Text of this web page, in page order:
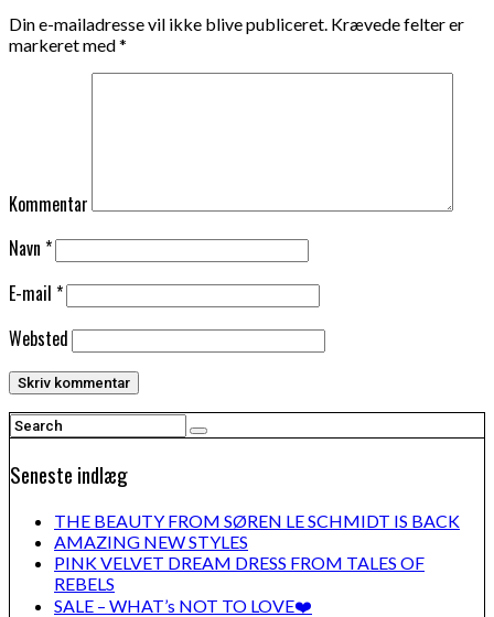
Din e-mailadresse vil ikke blive publiceret. Krævede felter er
markeret med*
Kommentar
Navn *
E-mail *
Websted
Seneste indlæg
THE BEAUTY FROM SØREN LE SCHMIDT IS BACK
AMAZING NEW STYLES
PINK VELVET DREAM DRESS FROM TALES OF
REBELS
SALE – WHAT’s NOT TO LOVE❤️